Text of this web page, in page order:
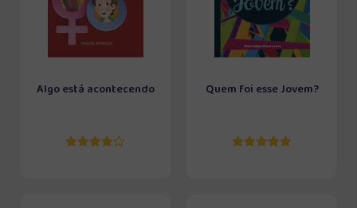
Algo está acontecendo Quem foi esse Jovem?